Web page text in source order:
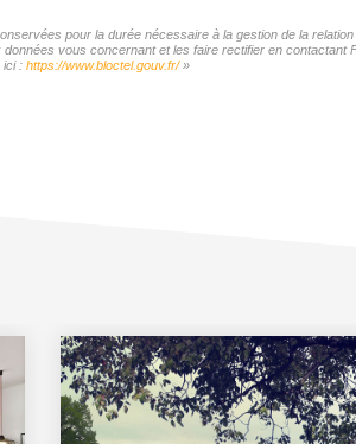
pour la durée nécessaire à la gestion de la
vous concernant et les faire rectifier en contactant
ici : https://www.bloctel.gouv.fr/»